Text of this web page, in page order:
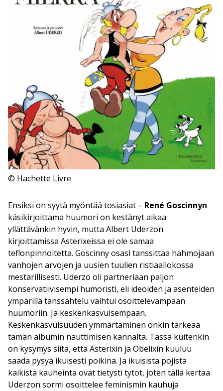
© Hachette Livre
Ensiksi on syytä myöntää tosiasiat – René Goscinnyn
käsikirjoittama huumori on kestänyt aikaa
yllättävänkin hyvin, mutta Albert Uderzon
kirjoittamissa Asterixeissa ei ole samaa
teflonpinnoitetta. Goscinny osasi tanssittaa hahmojaan
vanhojen arvojen ja uusien tuulien ristiaallokossa
mestarillisesti. Uderzo oli partneriaan paljon
konservatiivisempi humoristi, eli ideoiden ja asenteiden
ympärillä tanssahtelu vaihtui osoittelevampaan
huumoriin. Ja keskenkasvuisempaan.
Keskenkasvuisuuden ymmärtäminen onkin tärkeää
tämän albumin nauttimisen kannalta. Tässä kuitenkin
on kysymys siitä, että Asterixin ja Obelixin kuuluu
saada pysyä ikuisesti poikina. Ja ikuisista pojista
kaikista kauheinta ovat tietysti tytöt, joten tällä kertaa
Uderzon sormi osoittelee feminismin kauhuja